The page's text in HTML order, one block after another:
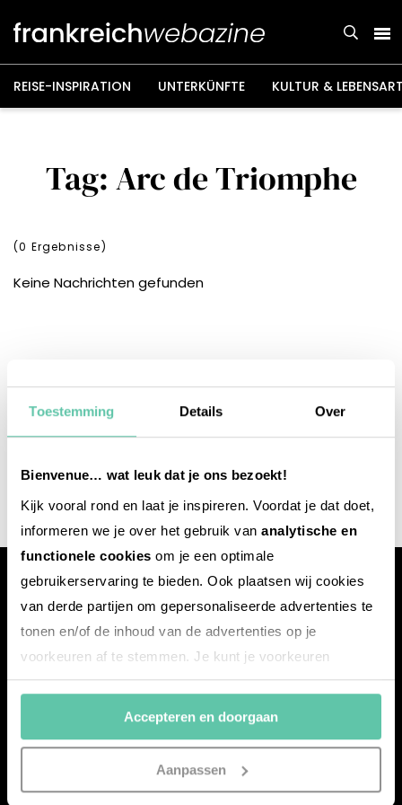
Toestemming Details Over
Bienvenue… wat leuk dat je ons bezoekt!
Kijk vooral rond en laat je inspireren. Voordat je dat doet,
informeren we je over het gebruik van analytische en
functionele cookies om je een optimale
gebruikerservaring te bieden. Ook plaatsen wij cookies
van derde partijen om gepersonaliseerde advertenties te
tonen en/of de inhoud van de advertenties op je
voorkeuren af te stemmen. Je kunt je voorkeuren
beheren via ‘Zelf instellen’. Klik je op ‘Accepteren en
Accepteren en doorgaan
Aanpassen
Inhalt
REISE-INSPIRATION UNTERKÜNFTE KULTUR &
Tag: Arc de Triomphe
(0 Ergebnisse)
Keine Nachrichten gefunden
Mit demfrankreich-webazine.demöchten wir euch eine
Plattform voller Inspirationen bieten – mit News,
Reisereportagen, den besten Übernachtungsadressen
sowie Insider-Tipps aus Frankreich.